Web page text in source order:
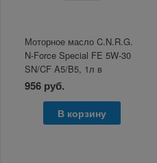
Моторное масло C.N.R.G.
N-Force Special FE 5W-30
SN/CF A5/B5, 1л в
пластике
956 руб.
В корзину